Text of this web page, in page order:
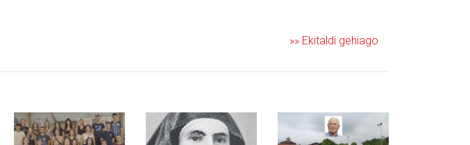
»» Ekitaldi gehiago